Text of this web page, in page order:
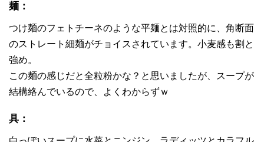
麺：
つけ麺のフェトチーネのような平麺とは対照的に、角断面
のストレート細麺がチョイスされています。小麦感も割と
強め。
この麺の感じだと全粒粉かな？と思いましたが、スープが
結構絡んでいるので、よくわからずｗ
具：